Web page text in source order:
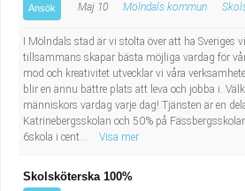
Ansök Maj 10 Mölndals kommun
I Mölndals stad är vi stolta över att ha Sveriges
tillsammans skapar bästa möjliga vardag för
mod och kreativitet utvecklar vi våra
blir en ännu bättre plats att leva och jobba i.
människors vardag varje dag! Tjänsten är en
Katrinebergsskolan och 50% på
6skola i cent...
Visa mer
Skolsköterska 100%